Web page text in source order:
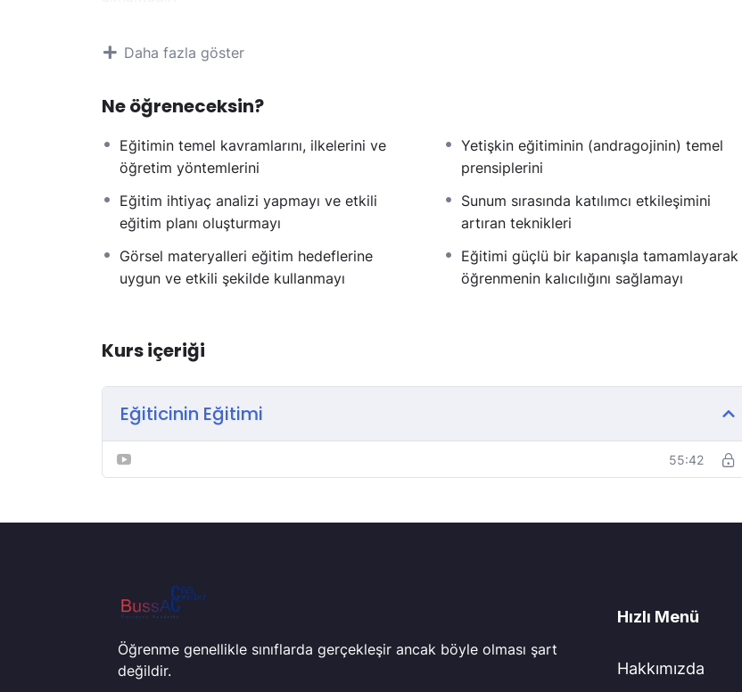
Eğitimin Planlanması ve Tasarımı
Görsel Materyallerin Etkin Kullanımı
Eğitim içeriği, katılımcı geri bildirimleri doğrultusunda sürekli güncellenecek; deneme soruları, ek
notlar ve yeni video içerikleriyle desteklenecektir. Eğitim sürecinde yaşanan sorunlar veya
merak edilen konular için sorulara mümkün olan en kısa sürede geri dönüş sağlanacaktır.
Daha fazla göster
Ne öğreneceksin?
Eğitimin temel kavramlarını, ilkelerini ve
öğretim yöntemlerini
Yetişkin eğitiminin (andragojinin) temel
prensiplerini
Eğitim ihtiyaç analizi yapmayı ve etkili
eğitim planı oluşturmayı
Sunum sırasında katılımcı etkileşimini
artıran teknikleri
Görsel materyalleri eğitim hedeflerine
uygun ve etkili şekilde kullanmayı
Eğitimi güçlü bir kapanışla tamamlayarak
öğrenmenin kalıcılığını sağlamayı
Kurs içeriği
Eğiticinin Eğitimi
55:42
Öğrenme genellikle sınıflarda gerçekleşir ancak böyle olması şart
değildir.
Hızlı Menü
Hakkımızda